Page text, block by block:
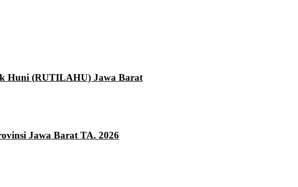
Huni (RUTILAHU) Jawa Barat
Jawa Barat TA. 2026